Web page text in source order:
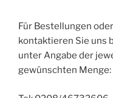
Für Bestellungen
kontaktieren Sie uns
unter Angabe der
gewünschten Menge: